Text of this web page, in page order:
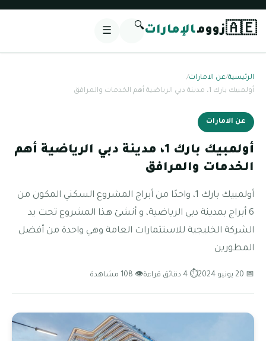
🇦🇪زوومالإمارات🔍
☰
الرئيسية/عن الامارات/
أولمبيك بارك 1، مدينة دبي الرياضية أهم الخدمات والمرافق
عن الامارات
أولمبيك بارك 1، مدينة دبي الرياضية أهم
الخدمات والمرافق
أولمبيك بارك 1، واحدًا من أبراج المشروع السكني المكون من
6 أبراج بمدينة دبي الرياضية، و أنشئ هذا المشروع تحت يد
الشركة الخليجية للاستثمارات العامة وهي واحدة من أفضل
المطورين
📅 20 يونيو 2024 ⏱ 4 دقائق قراءة 👁 108 مشاهدة